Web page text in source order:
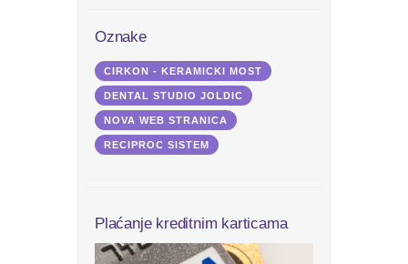
Oznake
CIRKON - KERAMICKI MOST
DENTAL STUDIO JOLDIC
NOVA WEB STRANICA
RECIPROC SISTEM
Plaćanje kreditnim karticama